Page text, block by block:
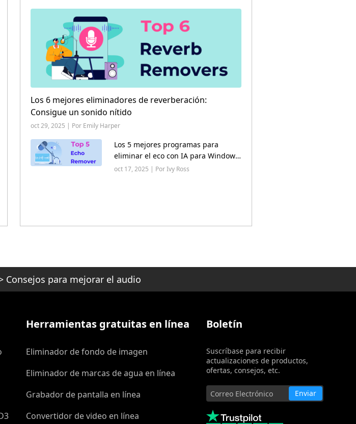
Los 6 mejores eliminadores de reverberación:
Consigue un sonido nítido
oct 29, 2025 | Por Emily Harper
Los 5 mejores programas para
eliminar el eco con IA para Windows
(2025)
oct 17, 2025 | Por Ivy Ross
Consejos para mejorar el audio
Herramientas gratuitas en línea
Eliminador de fondo de imagen
Eliminador de marcas de agua en línea
Grabador de pantalla en línea
Convertidor de video en línea
Boletín
Suscríbase para recibir
actualizaciones de productos,
ofertas, consejos, etc.
Enviar